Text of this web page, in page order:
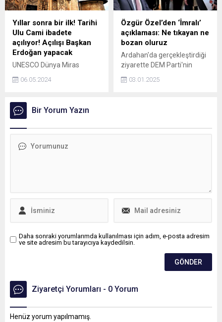
Yıllar sonra bir ilk! Tarihi
Ulu Cami ibadete
açılıyor! Açılışı Başkan
Erdoğan yapacak
UNESCO Dünya Miras
Divriği Ulu Camii ve
çalışmaları tamamlandı.
Tarihi cami, bugün
ziyarete ve ibadete açılacak.
06.05.2024
Özgür Özel’den ‘İmralı’
açıklaması: Ne tıkayan ne
bozan oluruz
Ardahan'da gerçekleştirdiği
ziyarette DEM Parti'nin
temaslarına ilişkin konuşan
03.01.2025
Bir Yorum Yazın
Daha sonraki yorumlarımda kullanılması için adım, e-posta adresim
ve site adresim bu tarayıcıya kaydedilsin.
Ziyaretçi Yorumları - 0 Yorum
Henüz yorum yapılmamış.